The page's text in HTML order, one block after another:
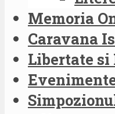
Memoria
Caravana
Libertate si